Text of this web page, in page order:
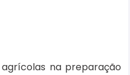
na preparação